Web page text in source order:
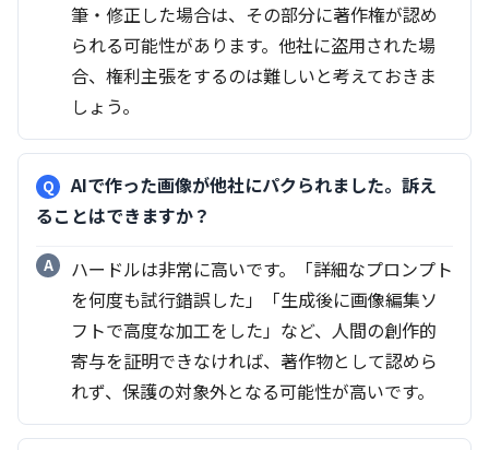
筆・修正した場合は、その部分に著作権が認め
られる可能性があります。他社に盗用された場
合、権利主張をするのは難しいと考えておきま
しょう。
AIで作った画像が他社にパクられました。訴え
ることはできますか？
ハードルは非常に高いです。「詳細なプロンプト
を何度も試行錯誤した」「生成後に画像編集ソ
フトで高度な加工をした」など、人間の創作的
寄与を証明できなければ、著作物として認めら
れず、保護の対象外となる可能性が高いです。